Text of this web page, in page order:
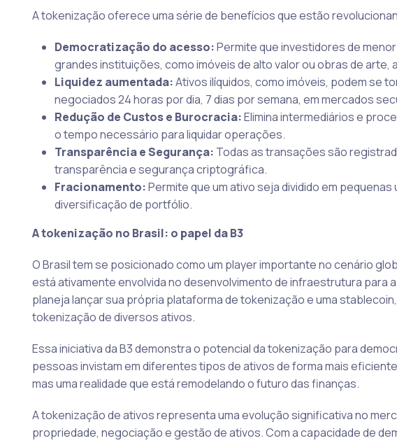
A tokenização oferece uma série de benefícios que estão
Democratização do acesso:Permite que investidores de
grandes instituições, como imóveis de alto valor ou obras de
Liquidez aumentada:Ativos ilíquidos, como imóveis, podem se
negociados 24 horas por dia, 7 dias por semana, em mercados
Redução de Custos e Burocracia:Elimina intermediários e
o tempo necessário para liquidar operações.
Transparência e Segurança: Todas as transações são
transparência e segurança criptográfica.
Fracionamento:Permite que um ativo seja dividido em
diversificação de portfólio.
A tokenização no Brasil: o papel da B3
O Brasil tem se posicionado como um player importante no cenário
está ativamente envolvida no desenvolvimento de infraestrutura para
planeja lançar sua própria plataforma de tokenização e uma
tokenização de diversos ativos.
Essa iniciativa da B3 demonstra o potencial da tokenização para
pessoas invistam em diferentes tipos de ativos de forma mais
mas uma realidade que está remodelando o futuro das finanças.
A tokenização de ativos representa uma evolução significativa no
propriedade, negociação e gestão de ativos. Com a capacidade de